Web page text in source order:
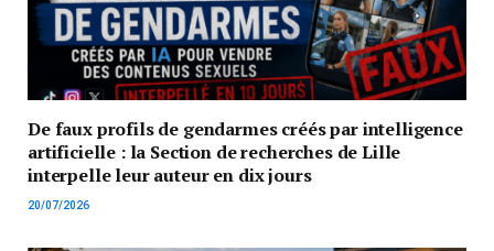
De faux profils de gendarmes créés par intelligence
artificielle : la Section de recherches de Lille
interpelle leur auteur en dix jours
20/07/2026